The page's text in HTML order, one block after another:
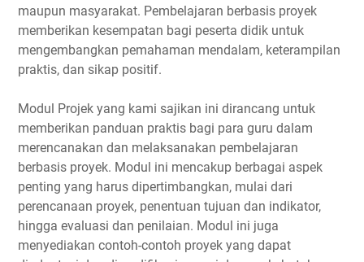
maupun masyarakat. Pembelajaran berbasis proyek
memberikan kesempatan bagi peserta didik untuk
mengembangkan pemahaman mendalam, keterampilan
praktis, dan sikap positif.
Modul Projek yang kami sajikan ini dirancang untuk
memberikan panduan praktis bagi para guru dalam
merencanakan dan melaksanakan pembelajaran
berbasis proyek. Modul ini mencakup berbagai aspek
penting yang harus dipertimbangkan, mulai dari
perencanaan proyek, penentuan tujuan dan indikator,
hingga evaluasi dan penilaian. Modul ini juga
menyediakan contoh-contoh proyek yang dapat